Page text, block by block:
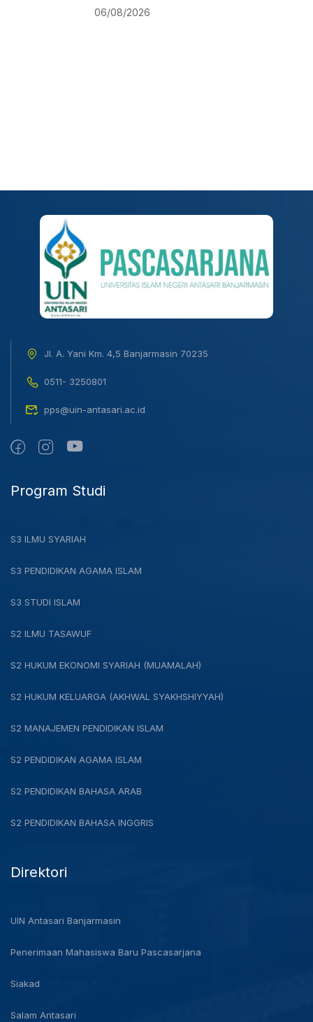
06/08/2026
Jl. A. Yani Km. 4,5 Banjarmasin 70235
0511- 3250801
pps@uin-antasari.ac.id
Program Studi
S3 ILMU SYARIAH
S3 PENDIDIKAN AGAMA ISLAM
S3 STUDI ISLAM
S2 ILMU TASAWUF
S2 HUKUM EKONOMI SYARIAH (MUAMALAH)
S2 HUKUM KELUARGA (AKHWAL SYAKHSHIYYAH)
S2 MANAJEMEN PENDIDIKAN ISLAM
S2 PENDIDIKAN AGAMA ISLAM
S2 PENDIDIKAN BAHASA ARAB
S2 PENDIDIKAN BAHASA INGGRIS
Direktori
UIN Antasari Banjarmasin
Penerimaan Mahasiswa Baru Pascasarjana
Siakad
Salam Antasari